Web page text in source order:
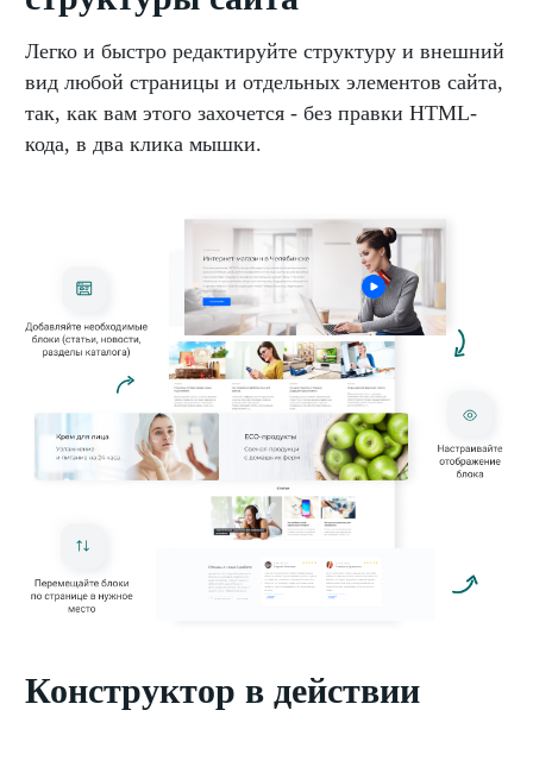
Легко и быстро редактируйте структуру и внешний
вид любой страницы и отдельных элементов сайта,
так, как вам этого захочется - без правки HTML-
кода, в два клика мышки.
Конструктор в действии